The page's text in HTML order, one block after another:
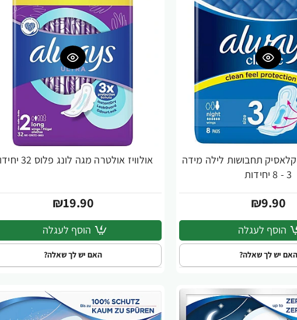
קלאסיק תחבושות לילה מידה
3 - 8 יחידות
₪9.90
הוסף לעגלה
האם יש לך שאלה?
אולוויז אולטרה מגה לונג פלוס 32 יחידות
₪19.90
הוסף לעגלה
האם יש לך שאלה?